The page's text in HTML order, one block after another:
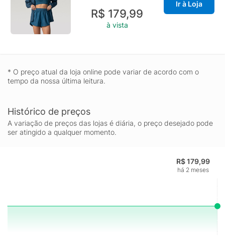
R$ 179,99
à vista
Ir à Loja
* O preço atual da loja online pode variar de acordo com o
tempo da nossa última leitura.
Histórico de preços
A variação de preços das lojas é diária, o preço desejado pode
ser atingido a qualquer momento.
R$ 179,99
há 2 meses